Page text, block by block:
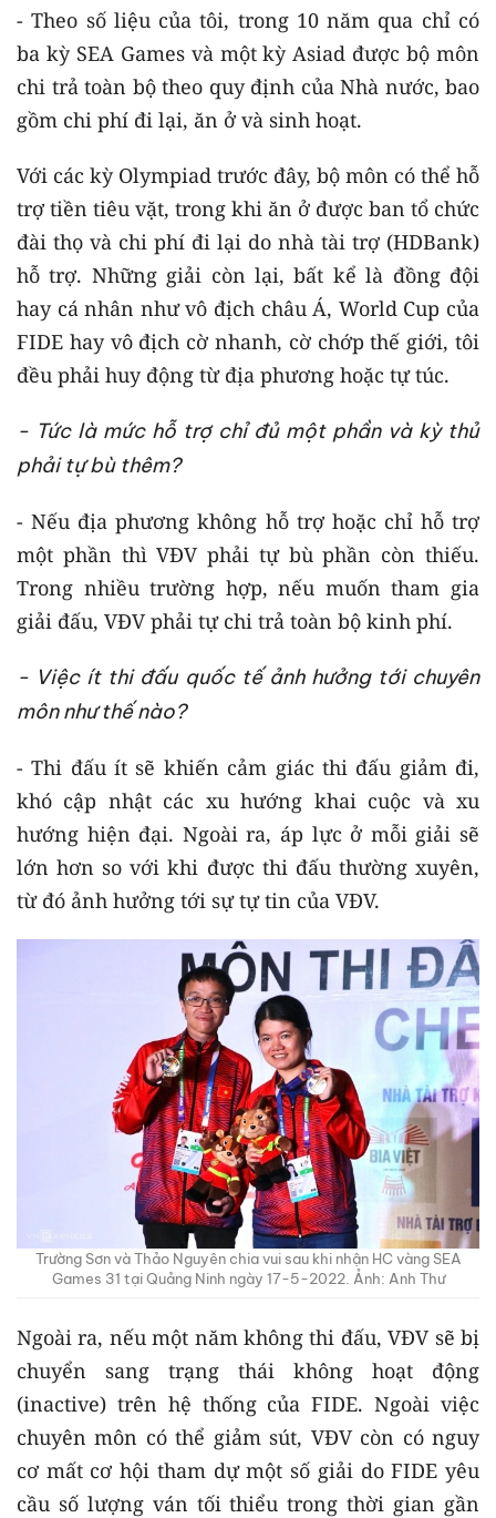
- Theo số liệu của tôi, trong 10 năm qua chỉ có
ba kỳ SEA Games và một kỳ Asiad được bộ môn
chi trả toàn bộ theo quy định của Nhà nước, bao
gồm chi phí đi lại, ăn ở và sinh hoạt.
Với các kỳ Olympiad trước đây, bộ môn có thể hỗ
trợ tiền tiêu vặt, trong khi ăn ở được ban tổ chức
đài thọ và chi phí đi lại do nhà tài trợ (HDBank)
hỗ trợ. Những giải còn lại, bất kể là đồng đội
hay cá nhân như vô địch châu Á, World Cup của
FIDE hay vô địch cờ nhanh, cờ chớp thế giới, tôi
đều phải huy động từ địa phương hoặc tự túc.
- Tức là mức hỗ trợ chỉ đủ một phần và kỳ thủ
phải tự bù thêm?
- Nếu địa phương không hỗ trợ hoặc chỉ hỗ trợ
một phần thì VĐV phải tự bù phần còn thiếu.
Trong nhiều trường hợp, nếu muốn tham gia
giải đấu, VĐV phải tự chi trả toàn bộ kinh phí.
- Việc ít thi đấu quốc tế ảnh hưởng tới chuyên
môn như thế nào?
- Thi đấu ít sẽ khiến cảm giác thi đấu giảm đi,
khó cập nhật các xu hướng khai cuộc và xu
hướng hiện đại. Ngoài ra, áp lực ở mỗi giải sẽ
lớn hơn so với khi được thi đấu thường xuyên,
từ đó ảnh hưởng tới sự tự tin của VĐV.
Trường Sơn và Thảo Nguyên chia vui sau khi nhận HC vàng SEA
Games 31 tại Quảng Ninh ngày 17-5-2022. Ảnh: Anh Thư
Ngoài ra, nếu một năm không thi đấu, VĐV sẽ bị
chuyển sang trạng thái không hoạt động
(inactive) trên hệ thống của FIDE. Ngoài việc
chuyên môn có thể giảm sút, VĐV còn có nguy
cơ mất cơ hội tham dự một số giải do FIDE yêu
cầu số lượng ván tối thiểu trong thời gian gần